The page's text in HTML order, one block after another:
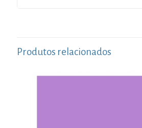
Produtos relacionados